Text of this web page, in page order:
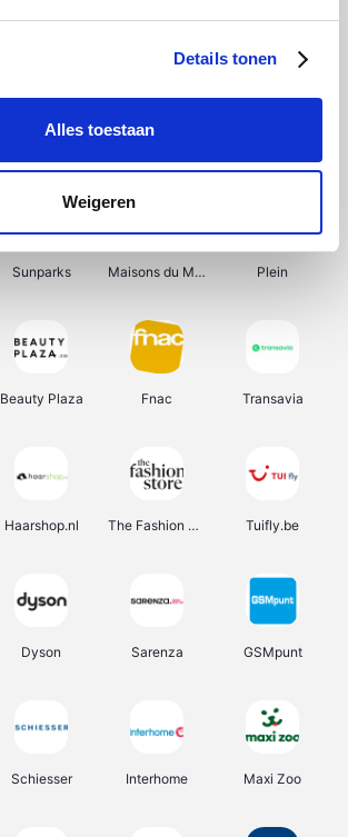
Details tonen
Alles toestaan
Weigeren
Shein Pazzox Manutan
Sunparks Maisons du Monde Plein
Beauty Plaza Fnac Transavia
Haarshop.nl The Fashion Store Tuifly.be
Dyson Sarenza GSMpunt
Schiesser Interhome Maxi Zoo